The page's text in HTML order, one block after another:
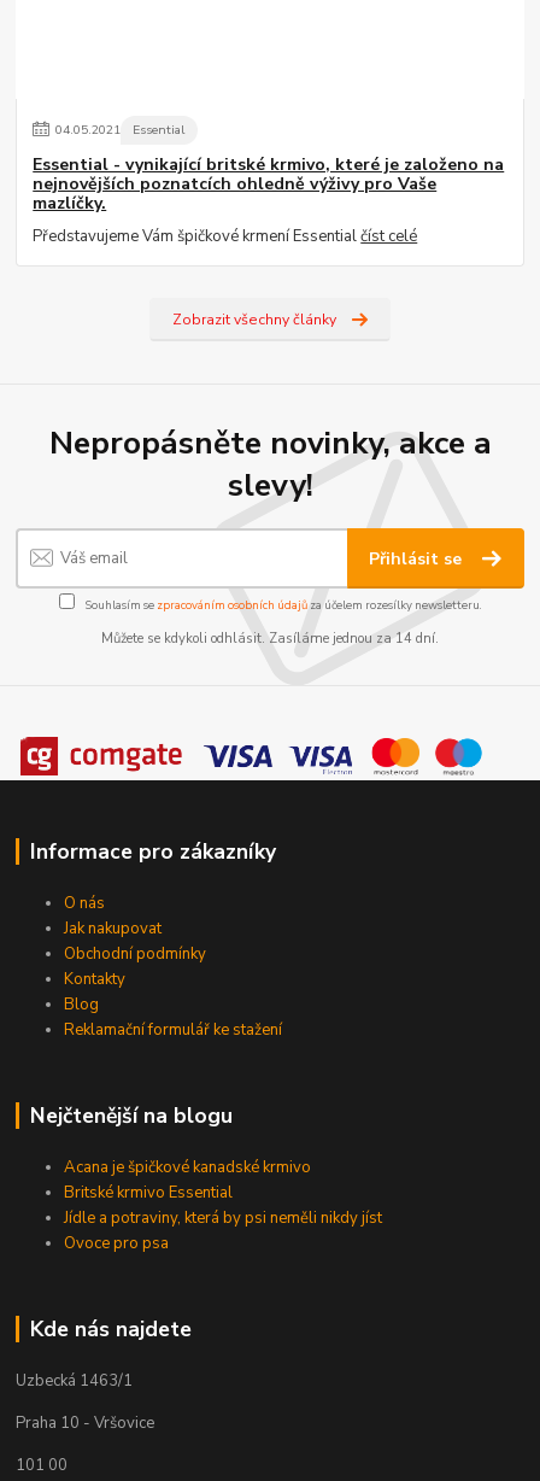
04.05.2021 Essential
Essential - vynikající britské krmivo, které je založeno na
nejnovějších poznatcích ohledně výživy pro Vaše
mazlíčky.
Představujeme Vám špičkové krmení Essentialčíst celé
Zobrazit všechny články
Nepropásněte novinky, akce a
slevy!
Přihlásit se
Souhlasím se zpracováním osobních údajůza účelem rozesílky newsletteru.
Můžete se kdykoli odhlásit. Zasíláme jednou za 14 dní.
Informace pro zákazníky
O nás
Jak nakupovat
Obchodní podmínky
Kontakty
Blog
Reklamační formulář ke stažení
Nejčtenější na blogu
Acana je špičkové kanadské krmivo
Britské krmivo Essential
Jídle a potraviny, která by psi neměli nikdy jíst
Ovoce pro psa
Kde nás najdete
Uzbecká 1463/1
Praha 10 - Vršovice
101 00